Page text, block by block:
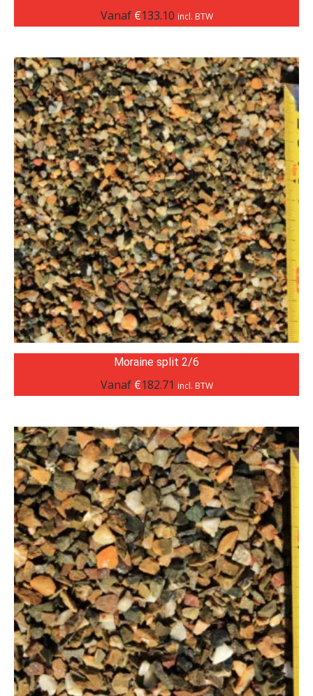
Vanaf €133.10 incl. BTW
Moraine split 2/6
Vanaf €182.71 incl. BTW